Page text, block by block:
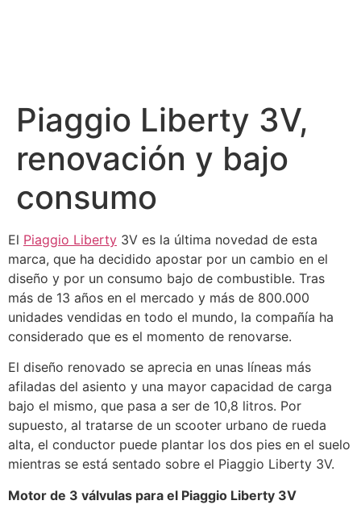
Piaggio Liberty 3V,
renovación y bajo
consumo
El Piaggio Liberty 3V es la última novedad de esta
marca, que ha decidido apostar por un cambio en el
diseño y por un consumo bajo de combustible. Tras
más de 13 años en el mercado y más de 800.000
unidades vendidas en todo el mundo, la compañía ha
considerado que es el momento de renovarse.
El diseño renovado se aprecia en unas líneas más
afiladas del asiento y una mayor capacidad de carga
bajo el mismo, que pasa a ser de 10,8 litros. Por
supuesto, al tratarse de un scooter urbano de rueda
alta, el conductor puede plantar los dos pies en el suelo
mientras se está sentado sobre el Piaggio Liberty 3V.
Motor de 3 válvulas para el Piaggio Liberty 3V